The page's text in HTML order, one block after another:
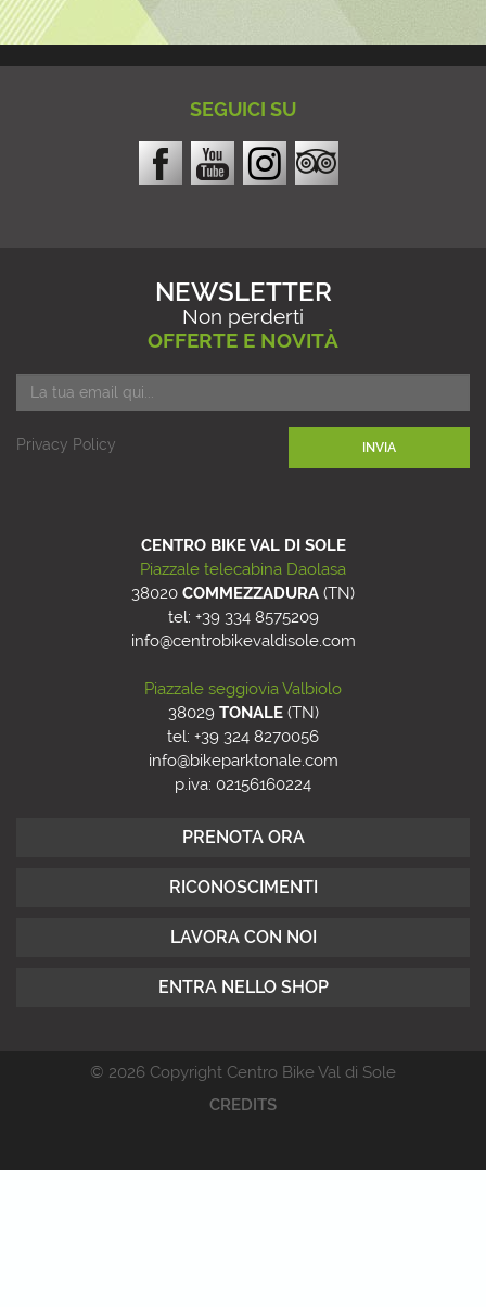
SEGUICI SU
NEWSLETTER
Non perderti
OFFERTE E NOVITÀ
Privacy Policy INVIA
CENTRO BIKE VAL DI SOLE
Piazzale telecabina Daolasa
38020 COMMEZZADURA (TN)
tel: +39 334 8575209
info@centrobikevaldisole.com
Piazzale seggiovia Valbiolo
38029 TONALE(TN)
tel: +39 324 8270056
info@bikeparktonale.com
p.iva: 02156160224
PRENOTA ORA
RICONOSCIMENTI
LAVORA CON NOI
ENTRA NELLO SHOP
© 2026 Copyright Centro Bike Val di Sole
CREDITS